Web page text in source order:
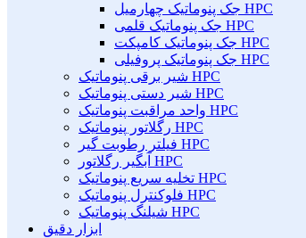
جک پنوماتیک چهارمیل HPC
جک پنوماتیک قلمی HPC
جک پنوماتیک کامپکت HPC
جک پنوماتیک پروفیلی HPC
شیر برقی پنوماتیک HPC
شیر دستی پنوماتیک HPC
واحد مراقبت پنوماتیک HPC
رگلاتور پنوماتیک HPC
فیلتر رطوبت گیر HPC
آبگیر رگلاتور HPC
تخلیه سریع پنوماتیک HPC
فلوکنترل پنوماتیک HPC
شیلنگ پنوماتیک HPC
ابزار دقیق